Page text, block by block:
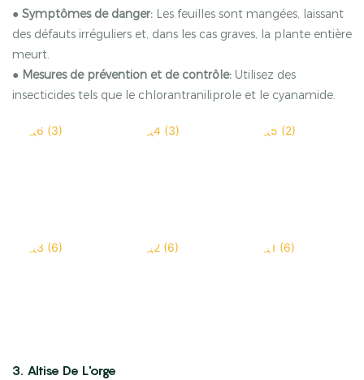
● Symptômes de danger: Les feuilles sont mangées, laissant
des défauts irréguliers et, dans les cas graves, la plante entière
meurt.
● Mesures de prévention et de contrôle: Utilisez des
insecticides tels que le chlorantraniliprole et le cyanamide.
3. Altise De L'orge